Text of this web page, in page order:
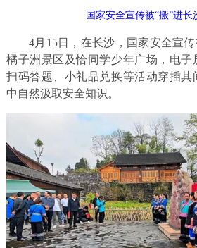
国家安全宣传被“搬”进长
4月15日，在长沙，国家安全宣
橘子洲景区及恰同学少年广场，电子
扫码答题、小礼品兑换等活动穿插
中自然汲取安全知识。